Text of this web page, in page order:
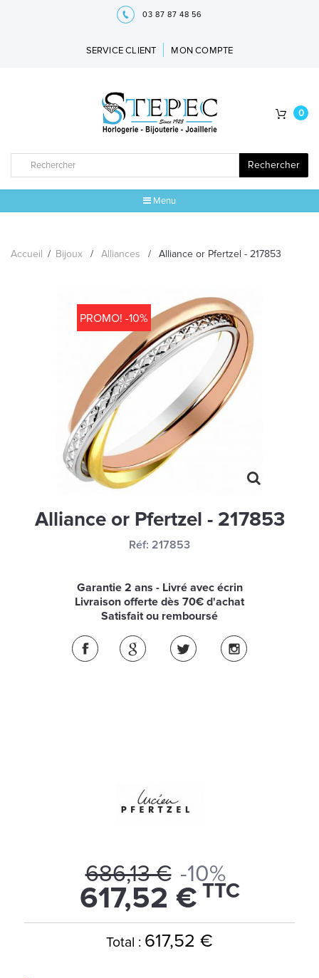
03 87 87 48 56
SERVICE CLIENT MON COMPTE
Rechercher
0
Menu
MONTRES
LES GEORGETTES
SWAROVSKI
BONNES AFFAIRES
CARTES CADEAUX
IDÉE CADEAUX
QUI SOMMES NOUS
BLOG
Accueil / Bijoux / Alliances / Alliance or Pfertzel - 217853
PROMO! -10%
Alliance or Pfertzel - 217853
Réf: 217853
Garantie 2 ans - Livré avec écrin
Livraison offerte dès 70€ d'achat
Satisfait ou remboursé
686,13 € -10%
617,52 € TTC
Total : 617,52 €